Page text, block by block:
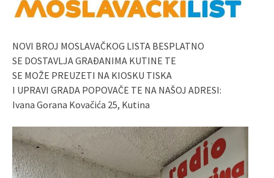
NOVI BROJ MOSLAVAČKOG LISTA BESPLATNO
SE DOSTAVLJA GRAĐANIMA KUTINE TE
SE MOŽE PREUZETI NA KIOSKU TISKA
I UPRAVI GRADA POPOVAČE TE NA NAŠOJ ADRESI:
Ivana Gorana Kovačića 25, Kutina